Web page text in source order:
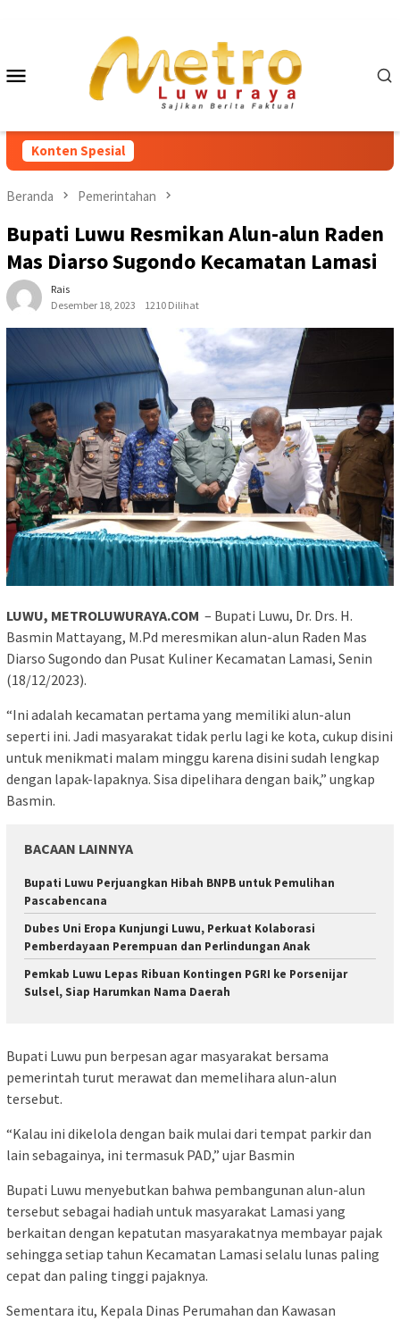
Mobile
Konten Spesial
Beranda Pemerintahan
Bupati Luwu Resmikan Alun-alun Raden
Mas Diarso Sugondo Kecamatan Lamasi
Rais
Desember 18, 2023
1210 Dilihat
LUWU, METROLUWURAYA.COM – Bupati Luwu, Dr. Drs. H.
Basmin Mattayang, M.Pd meresmikan alun-alun Raden Mas
Diarso Sugondo dan Pusat Kuliner Kecamatan Lamasi, Senin
(18/12/2023).
“Ini adalah kecamatan pertama yang memiliki alun-alun
seperti ini. Jadi masyarakat tidak perlu lagi ke kota, cukup disini
untuk menikmati malam minggu karena disini sudah lengkap
dengan lapak-lapaknya. Sisa dipelihara dengan baik,” ungkap
Basmin.
BACAAN LAINNYA
Bupati Luwu Perjuangkan Hibah BNPB untuk Pemulihan
Pascabencana
Dubes Uni Eropa Kunjungi Luwu, Perkuat Kolaborasi
Pemberdayaan Perempuan dan Perlindungan Anak
Pemkab Luwu Lepas Ribuan Kontingen PGRI ke Porsenijar
Sulsel, Siap Harumkan Nama Daerah
Bupati Luwu pun berpesan agar masyarakat bersama
pemerintah turut merawat dan memelihara alun-alun
tersebut.
“Kalau ini dikelola dengan baik mulai dari tempat parkir dan
lain sebagainya, ini termasuk PAD,” ujar Basmin
Bupati Luwu menyebutkan bahwa pembangunan alun-alun
tersebut sebagai hadiah untuk masyarakat Lamasi yang
berkaitan dengan kepatutan masyarakatnya membayar pajak
sehingga setiap tahun Kecamatan Lamasi selalu lunas paling
cepat dan paling tinggi pajaknya.
Sementara itu, Kepala Dinas Perumahan dan Kawasan